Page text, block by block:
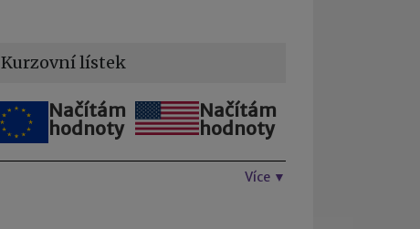
Kurzovní lístek
Načítám
hodnoty
Načítám
hodnoty
Více ▼